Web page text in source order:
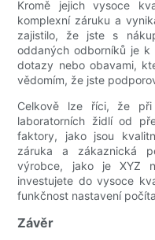
Kromě jejich vysoce
komplexní záruku a
zajistilo, že jste s
oddaných odborníků je k
dotazy nebo obavami,
vědomím, že jste
Celkově lze říci, že při
laboratorních židlí od
faktory, jako jsou
záruka a zákaznická
výrobce, jako je XYZ
investujete do vysoce
funkčnost nastavení
Závěr